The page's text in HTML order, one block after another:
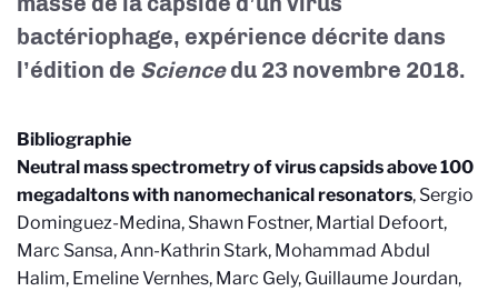
bactériophage, expérience décrite dans
l’édition de Sciencedu 23 novembre 2018.
Bibliographie
Neutral mass spectrometry of virus capsids above 100
megadaltons with nanomechanical resonators, Sergio
Dominguez-Medina, Shawn Fostner, Martial Defoort,
Marc Sansa, Ann-Kathrin Stark, Mohammad Abdul
Halim, Emeline Vernhes, Marc Gely, Guillaume Jourdan,